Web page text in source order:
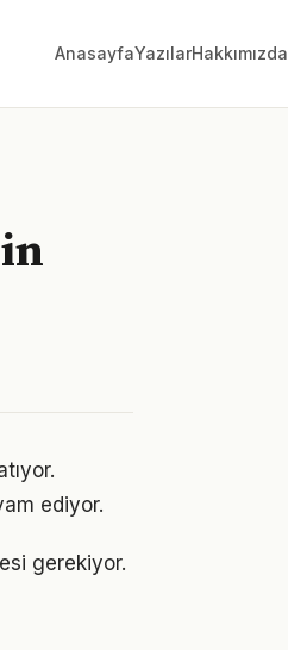
AnasayfaYazılarHakkımızda
ediyor.
gerekiyor.